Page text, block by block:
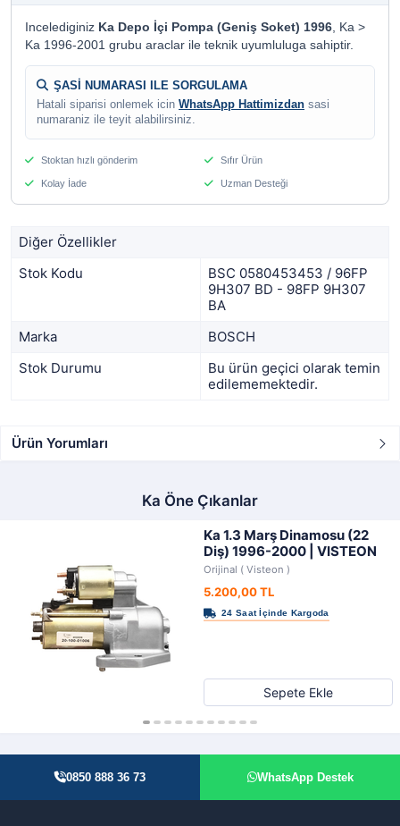
Incelediginiz Ka Depo İçi Pompa (Geniş Soket) 1996, Ka >
Ka 1996-2001 grubu araclar ile teknik uyumluluga sahiptir.
ŞASİ NUMARASI ILE SORGULAMA
Hatali siparisi onlemek icin WhatsApp Hattimizdan sasi
numaraniz ile teyit alabilirsiniz.
Stoktan hızlı gönderim Sıfır Ürün
Kolay İade Uzman Desteği
Diğer Özellikler
Stok Kodu
BSC 0580453453 / 96FP
9H307 BD - 98FP 9H307
BA
Marka
BOSCH
Stok Durumu
Bu ürün geçici olarak temin
edilememektedir.
Ürün Yorumları
Ka Öne Çıkanlar
Ka 1.3 Marş Dinamosu (22
Diş) 1996-2000 | VISTEON
Orijinal ( Visteon )
5.200,00 TL
Sepete Ekle
0850 888 36 73 WhatsApp Destek